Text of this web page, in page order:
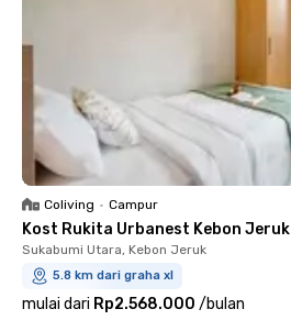
Coliving • Campur
Kost Rukita Urbanest Kebon Jeruk
Sukabumi Utara, Kebon Jeruk
5.8 km dari graha xl
mulai dari Rp2.568.000 /bulan